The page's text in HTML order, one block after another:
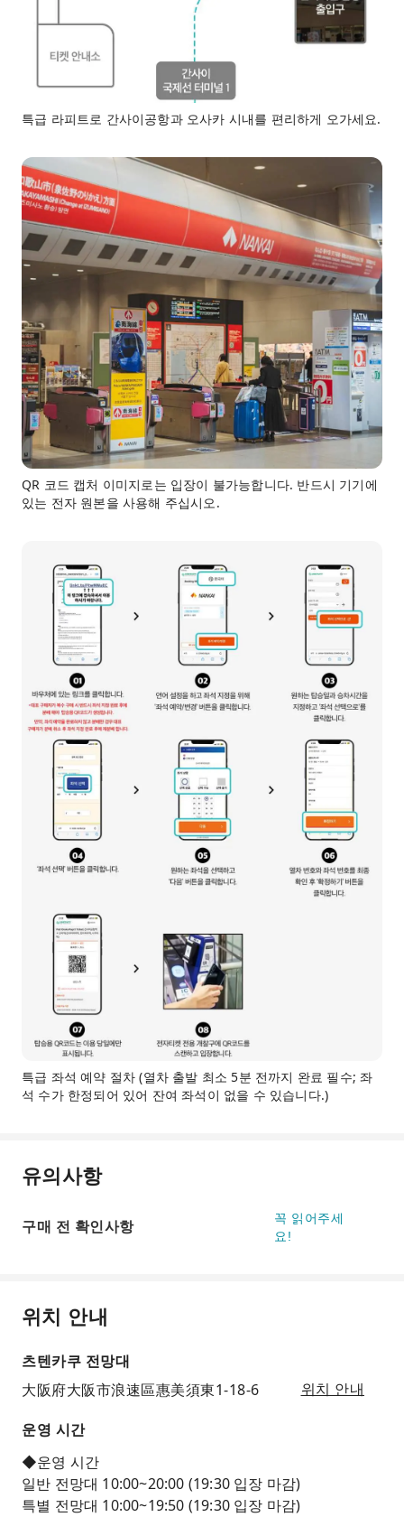
특급 라피트로 간사이공항과 오사카 시내를 편리하게 오가세요.
QR 코드 캡처 이미지로는 입장이 불가능합니다. 반드시 기기에
있는 전자 원본을 사용해 주십시오.
특급 좌석 예약 절차 (열차 출발 최소 5분 전까지 완료 필수; 좌
석 수가 한정되어 있어 잔여 좌석이 없을 수 있습니다.)
유의사항
구매 전 확인사항
꼭 읽어주세
요!
위치 안내
츠텐카쿠 전망대
大阪府大阪市浪速區惠美須東1-18-6
위치 안내
운영 시간
◆운영 시간
일반 전망대 10:00~20:00 (19:30 입장 마감)
특별 전망대 10:00~19:50 (19:30 입장 마감)